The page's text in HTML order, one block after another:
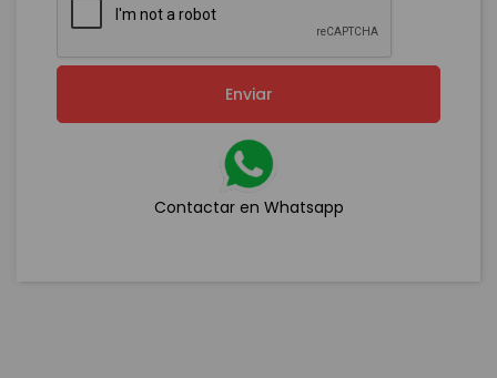
Enviar
Contactar en Whatsapp